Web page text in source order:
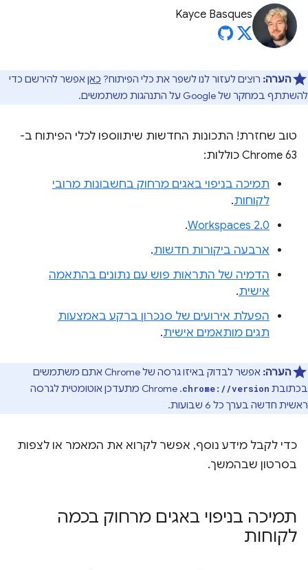
Kayce Basques
הערה: רוצים לעזור לנו לשפר את כלי הפיתוח? כאןאפשר להירשם כדי
להשתתף במחקר של Google על התנהגות משתמשים.
טוב שחזרת! התכונות החדשות שיתווספו לכלי הפיתוח ב-
Chrome 63 כוללות:
תמיכה בניפוי באגים מרחוק בחשבונות מרובי
לקוחות.
Workspaces 2.0
.
ארבעה ביקורות חדשות.
הדמיה של התראות פוש עם נתונים בהתאמה
אישית.
הפעלת אירועים של סנכרון ברקע באמצעות
תגים מותאמים אישית.
הערה:
אפשר לבדוק באיזו גרסה של Chrome אתם משתמשים
בכתובת chrome://version
. ‫Chrome מתעדכן אוטומטית לגרסה
ראשית חדשה בערך כל 6 שבועות.
כדי לקבל מידע נוסף, אפשר לקרוא את המאמר או לצפות
בסרטון שבהמשך.
תמיכה בניפוי באגים מרחוק בכמה
לקוחות